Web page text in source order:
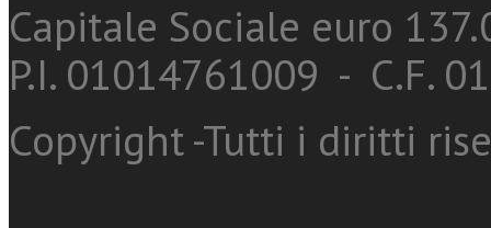
Capitale Sociale euro
P.I. 01014761009 - C.F.
Copyright -Tutti i diritti